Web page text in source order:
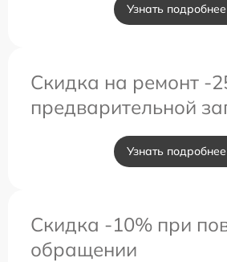
Узнать подробнее
Скидка на ремонт -
предварительной
Узнать подробнее
Скидка -10% при
обращении